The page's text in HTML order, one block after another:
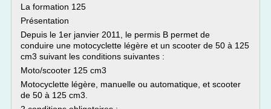
La formation 125
Présentation
Depuis le 1er janvier 2011, le permis B permet de
conduire une motocyclette légère et un scooter de 50 à 125
cm3 suivant les conditions suivantes :
Moto/scooter 125 cm3
Motocyclette légère, manuelle ou automatique, et scooter
de 50 à 125 cm3.